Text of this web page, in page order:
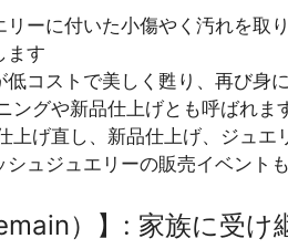
リーに付いた小傷やく汚れを取
ます
コストで美しく甦り、再び身
ングや新品仕上げとも呼ばれま
上げ直し、新品仕上げ、ジュエ
ュジュエリーの販売イベント
）】: 家族に受け